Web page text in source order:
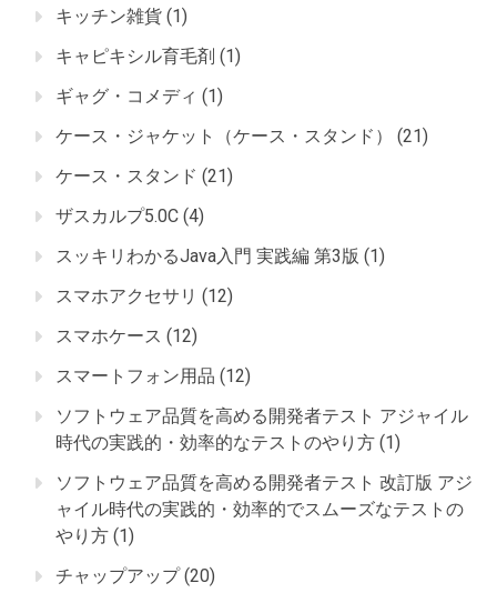
キッチン雑貨 (1)
キャピキシル育毛剤 (1)
ギャグ・コメディ (1)
ケース・ジャケット（ケース・スタンド）
(21)
ケース・スタンド (21)
ザスカルプ5.0C (4)
スッキリわかるJava入門 実践編 第3版 (1)
スマホアクセサリ (12)
スマホケース (12)
スマートフォン用品 (12)
ソフトウェア品質を高める開発者テスト アジャイル
時代の実践的・効率的なテストのやり方 (1)
ソフトウェア品質を高める開発者テスト 改訂版 アジ
ャイル時代の実践的・効率的でスムーズなテストの
やり方 (1)
チャップアップ(20)